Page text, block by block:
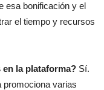
esa bonificación y el
el tiempo y recursos
la plataforma? Sí.
promociona varias